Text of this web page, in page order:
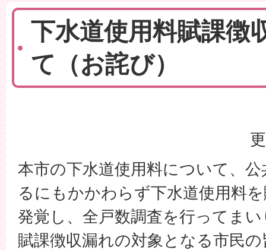
下水道使用料賦課徴
て（お詫び）
本市の下水道使用料について、
るにもかかわらず下水道使用料
発覚し、全戸数調査を行ってま
賦課徴収漏れの対象となる市民